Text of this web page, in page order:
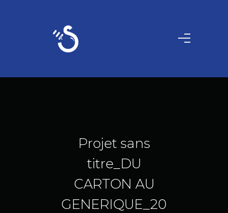
Projet sans
titre_DU
CARTON AU
GENERIQUE_20